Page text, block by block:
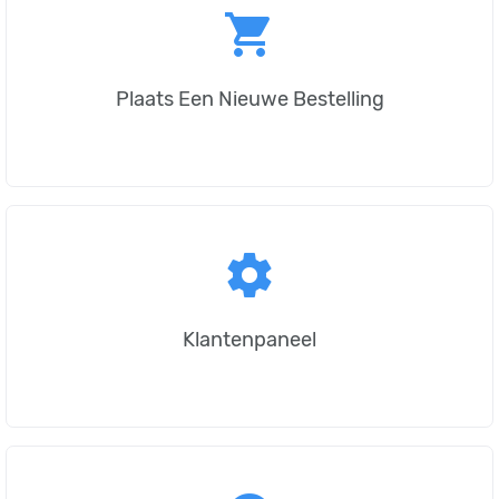
shopping_cart
Plaats Een Nieuwe Bestelling
settings
Klantenpaneel